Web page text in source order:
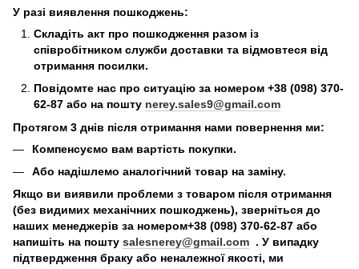
У разі виявлення пошкоджень:
Складіть акт про пошкодження разом із
співробітником служби доставки та відмовтеся від
отримання посилки.
Повідомте нас про ситуацію за номером +38 (098) 370-
62-87 або на пошту nerey.sales9@gmail.com
Протягом 3 днів після отримання нами повернення ми:
Компенсуємо вам вартість покупки.
Або надішлемо аналогічний товар на заміну.
Якщо ви виявили проблеми з товаром після отримання
(без видимих механічних пошкоджень), зверніться до
наших менеджерів за номером+38 (098) 370-62-87 або
напишіть на пошту salesnerey@gmail.com . У випадку
підтвердження браку або неналежної якості, ми